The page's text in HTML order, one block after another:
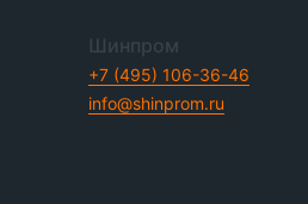
Шинпром
+7 (495) 106-36-46
info@shinprom.ru